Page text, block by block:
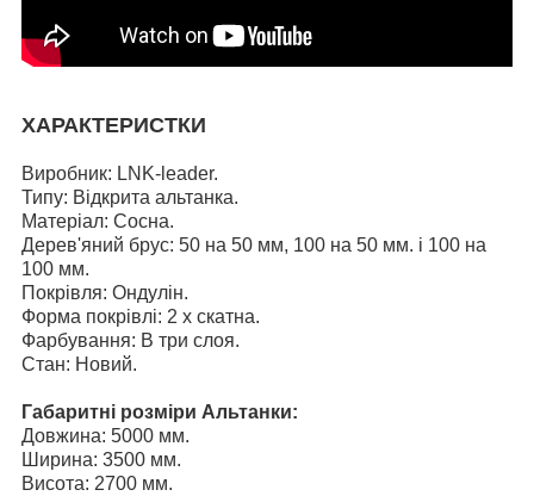
ХАРАКТЕРИСТКИ
Виробник: LNK-leader.
Типу: Відкрита альтанка.
Матеріал: Сосна.
Дерев'яний брус: 50 на 50 мм, 100 на 50 мм. і 100 на
100 мм.
Покрівля: Ондулін.
Форма покрівлі: 2 х скатна.
Фарбування: В три слоя.
Стан: Новий.
Габаритні розміри Альтанки:
Довжина: 5000 мм.
Ширина: 3500 мм.
Висота: 2700 мм.